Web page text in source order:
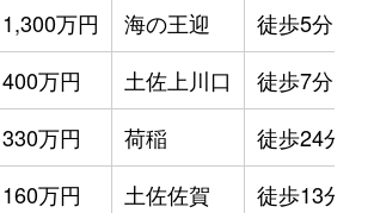
1,300万円 海の王迎 徒歩5分
400万円 土佐上川口 徒歩7分
330万円 荷稲 徒歩24分
160万円 土佐佐賀 徒歩13分